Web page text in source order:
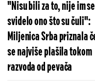
"Nisu bili za to, nije im se
svidelo ono što su čuli":
Miljenica Srba priznala
se najviše plašila tokom
razvoda od pevača